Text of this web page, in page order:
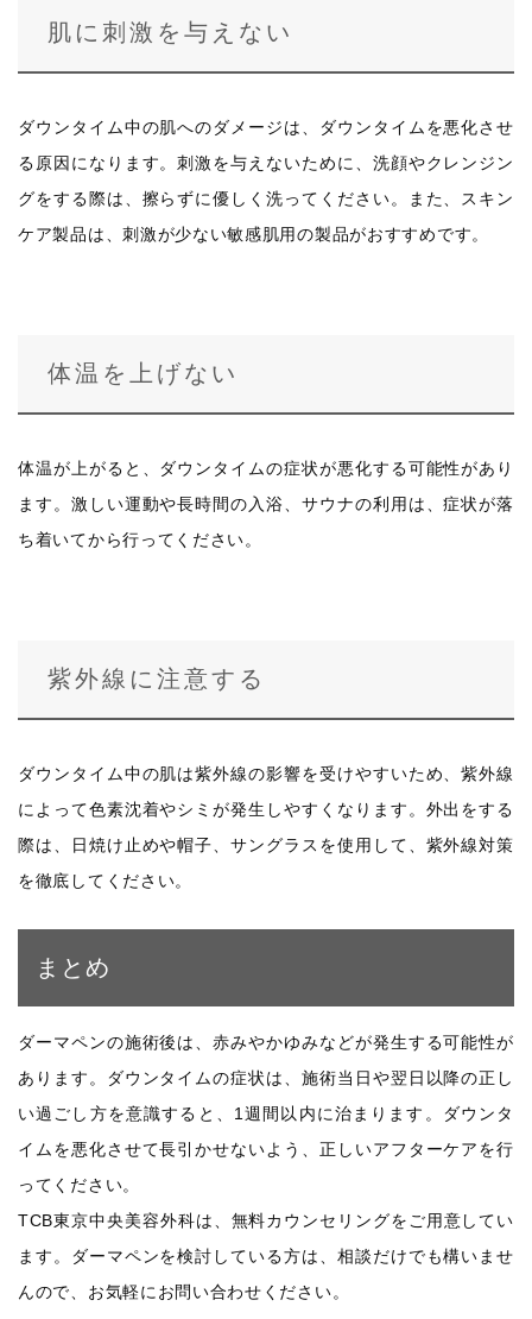
肌に刺激を与えない
ダウンタイム中の肌へのダメージは、ダウンタイムを悪化させ
る原因になります。刺激を与えないために、洗顔やクレンジン
グをする際は、擦らずに優しく洗ってください。また、スキン
ケア製品は、刺激が少ない敏感肌用の製品がおすすめです。
体温を上げない
体温が上がると、ダウンタイムの症状が悪化する可能性があり
ます。激しい運動や長時間の入浴、サウナの利用は、症状が落
ち着いてから行ってください。
紫外線に注意する
ダウンタイム中の肌は紫外線の影響を受けやすいため、紫外線
によって色素沈着やシミが発生しやすくなります。外出をする
際は、日焼け止めや帽子、サングラスを使用して、紫外線対策
を徹底してください。
まとめ
ダーマペンの施術後は、赤みやかゆみなどが発生する可能性が
あります。ダウンタイムの症状は、施術当日や翌日以降の正し
い過ごし方を意識すると、1週間以内に治まります。ダウンタ
イムを悪化させて長引かせないよう、正しいアフターケアを行
ってください。
TCB東京中央美容外科は、無料カウンセリングをご用意してい
ます。ダーマペンを検討している方は、相談だけでも構いませ
んので、お気軽にお問い合わせください。